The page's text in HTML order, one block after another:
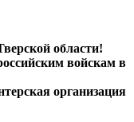
области!
войскам в
организация